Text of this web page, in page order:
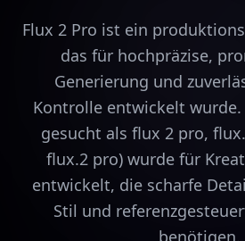
Flux 2 Pro ist ein
das für hochpräzise,
Generierung und
Kontrolle entwickelt wurde.
gesucht als flux 2 pro,
flux.2 pro) wurde für
entwickelt, die scharfe
Stil und
benötigen.